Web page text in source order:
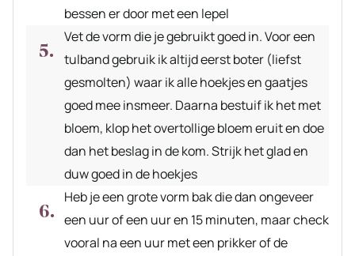
bessen er door met een lepel
Vet de vorm die je gebruikt goed in. Voor een
tulband gebruik ik altijd eerst boter (liefst
gesmolten) waar ik alle hoekjes en gaatjes
goed mee insmeer. Daarna bestuif ik het met
bloem, klop het overtollige bloem eruit en doe
dan het beslag in de kom. Strijk het glad en
duw goed in de hoekjes
Heb je een grote vorm bak die dan ongeveer
een uur of een uur en 15 minuten, maar check
vooral na een uur met een prikker of de